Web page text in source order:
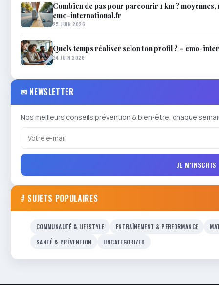
Combien de pas pour parcourir 1 km ?
emo-international.fr
25 JUIN 2026
Quels temps réaliser selon ton profil ? – emo-
24 JUIN 2026
✉ NEWSLETTER
Nos meilleurs conseils prévention & bien-être, chaque
JE M'INSCRIS
# SUJETS POPULAIRES
COMMUNAUTÉ & LIFESTYLE ENTRAÎNEMENT & PERFORMANCE
SANTÉ & PRÉVENTION
UNCATEGORIZED